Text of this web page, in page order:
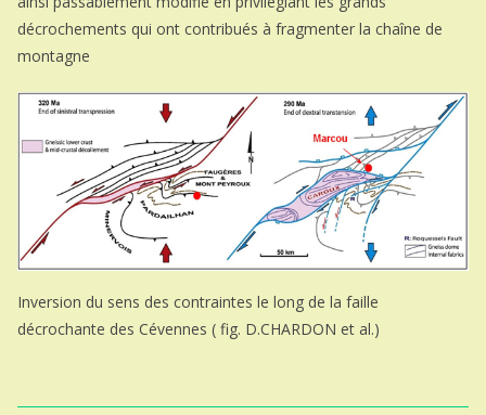
décrochements qui ont contribués à fragmenter la chaîne de
montagne
Inversion du sens des contraintes le long de la faille
décrochante des Cévennes ( fig. D.CHARDON et al.)